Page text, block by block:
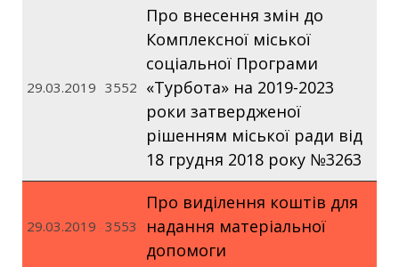
29.03.2019 3552
Про внесення змін до
Комплексної міської
соціальної Програми
«Турбота» на 2019-2023
роки затвердженої
рішенням міської ради від
18 грудня 2018 року №3263
29.03.2019 3553
Про виділення коштів для
надання матеріальної
допомоги